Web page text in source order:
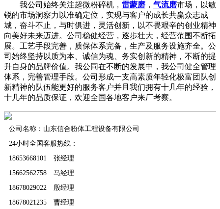
我公司始终关注超微粉碎机， 雷蒙磨 ， 气流磨市场，以敏
锐的市场洞察力以准确定位，实现与客户的成长共赢众志成
城，奋斗不止，与时俱进，灵活创新，以不畏艰辛的创业精神
向美好未来迈进。公司稳健经营，逐步壮大，经营范围不断拓
展。工艺手段完善，质保体系完备，生产及服务设施齐全。公
司始终坚持以质为本、诚信为魂、务实创新的精神，不断的提
升自身的品牌价值。我公同在不断的发展中，我公司健全管理
体系，完善管理手段。公司形成一支高素质年轻化极富团队创
新精神的队伍能更好的服务客户并且我们拥有十几年的经验，
十几年的品质保证，欢迎全国各地客户来厂考察。
公司名称：山东信合粉体工程设备有限公司
24小时全国客服热线：
18653668101 张经理
15662562758 马经理
18678029022 殷经理
18678021235 曹经理